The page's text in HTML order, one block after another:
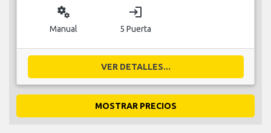
miscellaneous_services
Manual
login
5 Puerta
VER DETALLES...
MOSTRAR PRECIOS